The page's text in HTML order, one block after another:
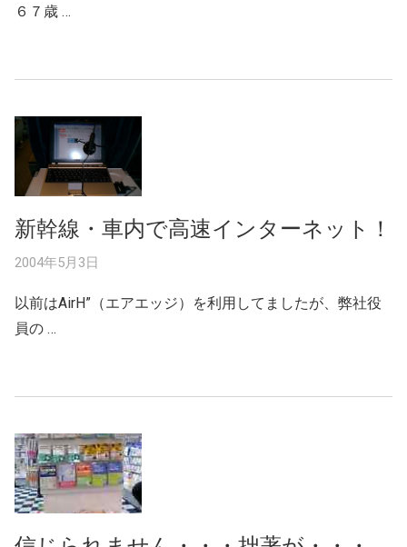
６７歳 …
新幹線・車内で高速インターネット！
2004年5月3日
以前はAirH”（エアエッジ）を利用してましたが、弊社役
員の …